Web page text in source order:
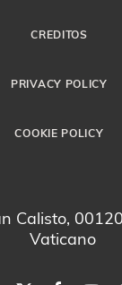
CREDITOS
PRIVACY POLICY
COOKIE POLICY
Calisto,
Vaticano